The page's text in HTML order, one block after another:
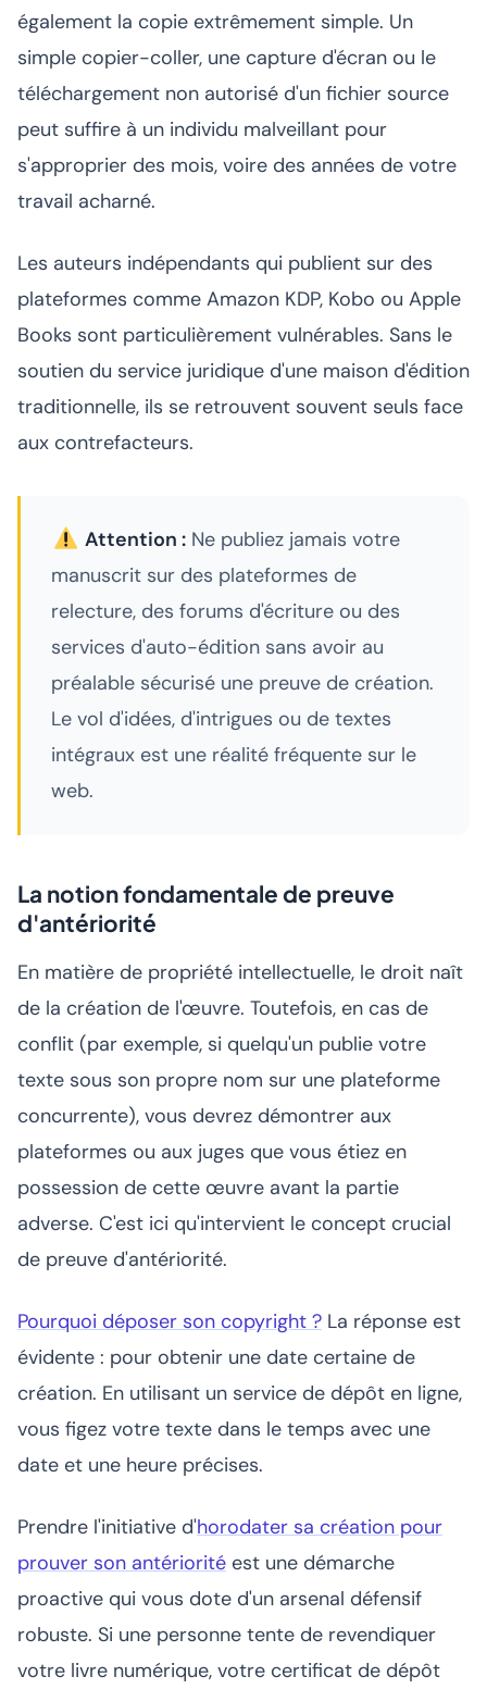
également la copie extrêmement simple. Un
simple copier-coller, une capture d'écran ou le
téléchargement non autorisé d'un fichier source
peut suffire à un individu malveillant pour
s'approprier des mois, voire des années de votre
travail acharné.
Les auteurs indépendants qui publient sur des
plateformes comme Amazon KDP, Kobo ou Apple
Books sont particulièrement vulnérables. Sans le
soutien du service juridique d'une maison d'édition
traditionnelle, ils se retrouvent souvent seuls face
aux contrefacteurs.
Attention :Ne publiez jamais votre
manuscrit sur des plateformes de
relecture, des forums d'écriture ou des
services d'auto-édition sans avoir au
préalable sécurisé une preuve de création.
Le vol d'idées, d'intrigues ou de textes
intégraux est une réalité fréquente sur le
web.
La notion fondamentale de preuve
d'antériorité
En matière de propriété intellectuelle, le droit naît
de la création de l'œuvre. Toutefois, en cas de
conflit (par exemple, si quelqu'un publie votre
texte sous son propre nom sur une plateforme
concurrente), vous devrez démontrer aux
plateformes ou aux juges que vous étiez en
possession de cette œuvre avant la partie
adverse. C'est ici qu'intervient le concept crucial
de preuve d'antériorité.
Pourquoi déposer son copyright ? La réponse est
évidente : pour obtenir une date certaine de
création. En utilisant un service de dépôt en ligne,
vous figez votre texte dans le temps avec une
date et une heure précises.
Prendre l'initiative d'horodater sa création pour
prouver son antériorité est une démarche
proactive qui vous dote d'un arsenal défensif
robuste. Si une personne tente de revendiquer
votre livre numérique, votre certificat de dépôt